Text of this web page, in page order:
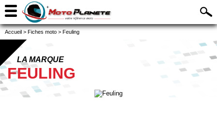
Accueil > Fiches moto > Feuling
LA MARQUE
FEULING